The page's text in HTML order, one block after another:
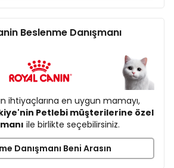
Proteinler
İzolat
Parçalar
Beslenme Danışmanı
ihtiyaçlarına en uygun mamayı,
Petlebi müşterilerine özel
ile birlikte seçebilirsiniz.
Danışmanı Beni Arasın